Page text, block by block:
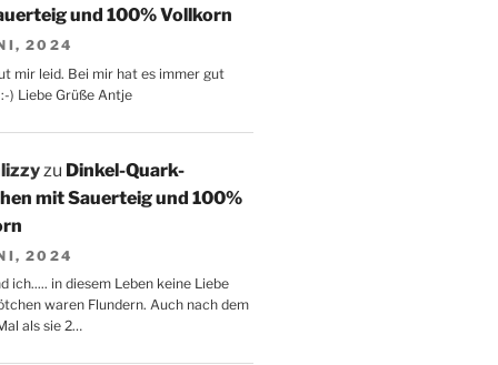
und 100% Vollkorn
2024
mir leid. Bei mir hat es immer gut
) Liebe Grüße Antje
zu Dinkel-Quark-
mit Sauerteig und 100%
2024
ich..... in diesem Leben keine Liebe
waren Flundern. Auch nach dem
als sie 2…